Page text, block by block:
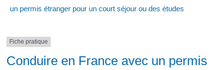
un permis étranger pour un court séjour ou des études
Fiche pratique
Conduire en France avec un permis